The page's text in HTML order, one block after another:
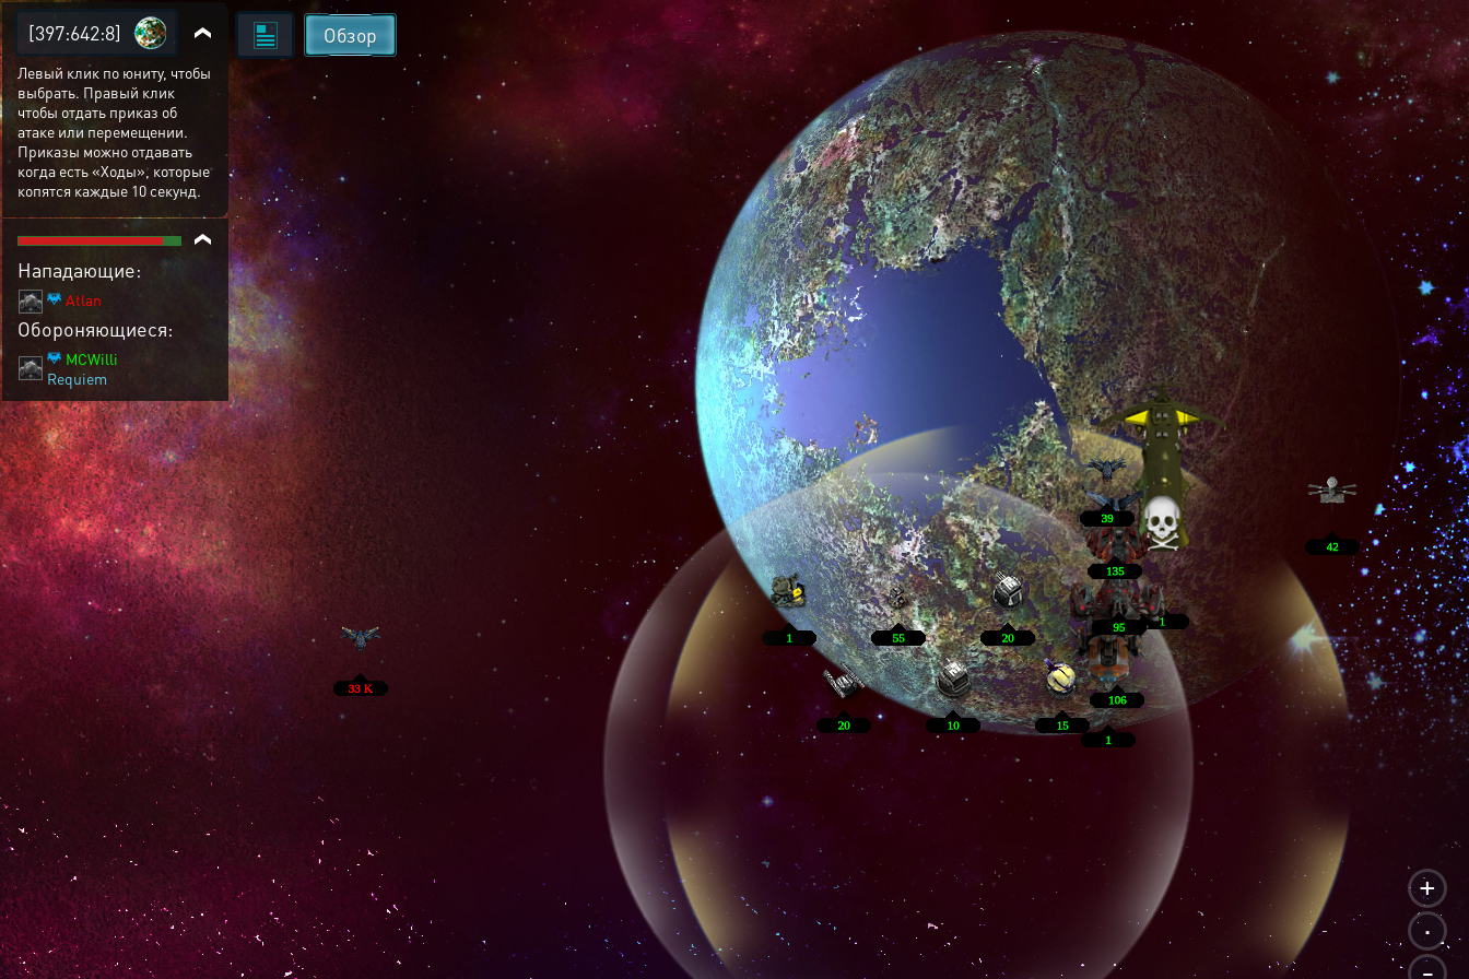
+
.
-
Обзор
[397:642:8]
Левый клик по юниту, чтобы
выбрать. Правый клик
чтобы отдать приказ об
атаке или перемещении.
Приказы можно отдавать
когда есть «Ходы», которые
копятся каждые 10 секунд.
Нападающие:
Atlan
Обороняющиеся:
MCWilli
Requiem